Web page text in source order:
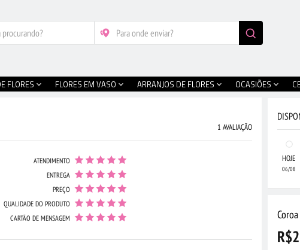
FLORES FLORES EM VASO ARRANJOS DE FLORES OCASIÕES
1 AVALIAÇÃO
ATENDIMENTO
ENTREGA
PREÇO
QUALIDADE DO PRODUTO
CARTÃO DE MENSAGEM
HOJE
06/08